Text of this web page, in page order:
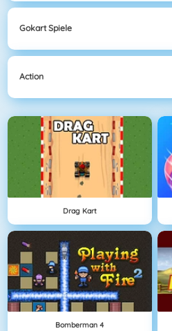
Gokart Spiele
Action
Drag Kart
Bomberman 4